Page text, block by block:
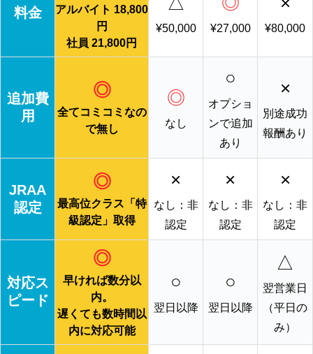
料金
アルバイト 18,800
円
社員 21,800円
¥50,000 ¥27,000 ¥80,000
追加費
用
◎
全てコミコミなの
で無し
◎
なし
○
オプショ
ンで追加
あり
×
別途成功
報酬あり
JRAA
認定
◎
最高位クラス「特
級認定」取得
×
なし：非
認定
×
なし：非
認定
×
なし：非
認定
対応ス
ピード
◎
早ければ数分以
内。
遅くても数時間以
内に対応可能
○
翌日以降
○
翌日以降
△
翌営業日
（平日の
み）